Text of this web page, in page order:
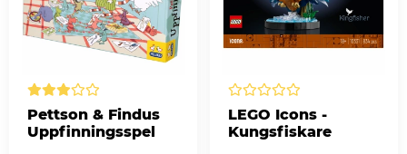
Pettson & Findus
Uppfinningsspel
LEGO Icons -
Kungsfiskare